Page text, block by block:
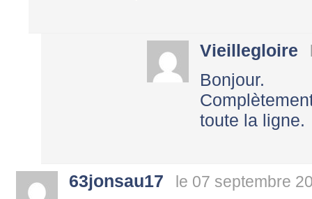
Vieillegloire
Bonjour.
toute la ligne.
63jonsau17 le 07 septembre